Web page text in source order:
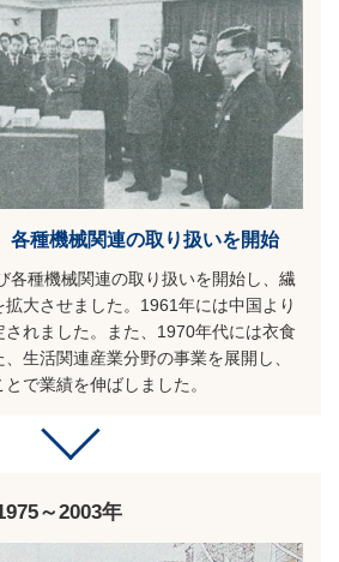
各種機械関連の取り扱いを開始
各種機械関連の取り扱いを開始し、繊
大させました。1961年には中国より
れました。また、1970年代には衣食
生活関連産業分野の事業を展開し、
で業績を伸ばしました。
～2003年